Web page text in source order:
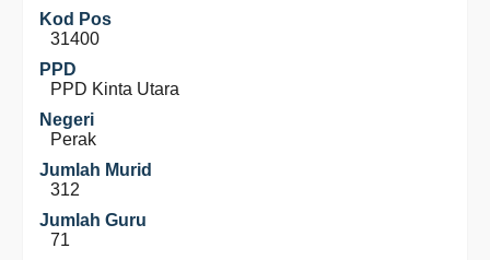
Kod Pos
31400
PPD
PPD Kinta Utara
Negeri
Perak
Jumlah Murid
312
Jumlah Guru
71